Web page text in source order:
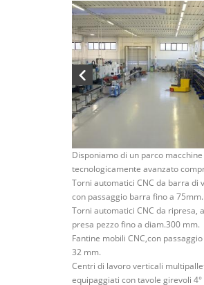
Disponiamo di un parco macchine
tecnologicamente avanzato
Torni automatici CNC da barra di
con passaggio barra fino a 75mm.
Torni automatici CNC da ripresa,
presa pezzo fino a diam.300 mm.
Fantine mobili CNC,con
32 mm.
Centri di lavoro verticali
equipaggiati con tavole girevoli 4°